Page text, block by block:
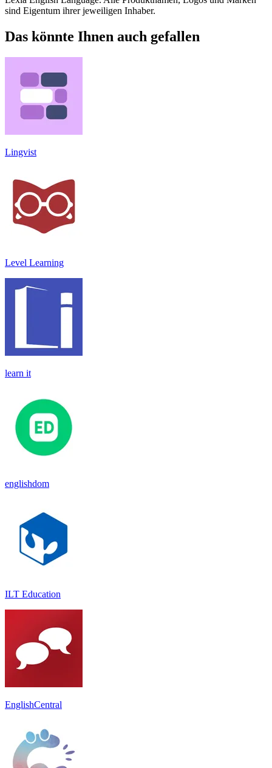
sind Eigentum ihrer jeweiligen Inhaber.
Das könnte Ihnen auch gefallen
Lingvist
Level Learning
learn it
englishdom
ILT Education
EnglishCentral